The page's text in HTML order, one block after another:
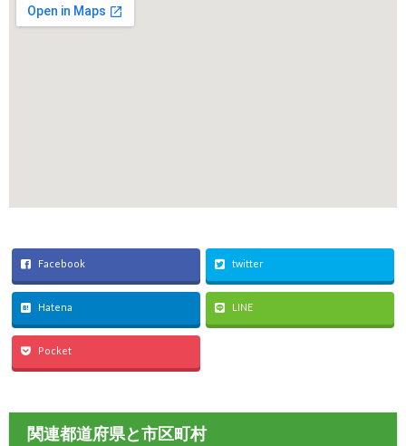
Facebook twitter
Hatena LINE
Pocket
関連都道府県と市区町村